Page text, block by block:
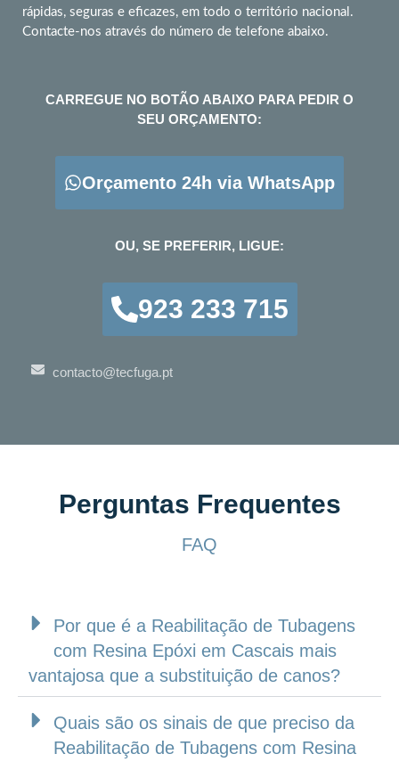
rápidas, seguras e eficazes, em todo o território nacional.
Contacte-nos através do número de telefone abaixo.
CARREGUE NO BOTÃO ABAIXO PARA PEDIR O
SEU ORÇAMENTO:
Orçamento 24h via WhatsApp
OU, SE PREFERIR, LIGUE:
923 233 715
contacto@tecfuga.pt
Perguntas Frequentes
FAQ
Por que é a Reabilitação de Tubagens
com Resina Epóxi em Cascais mais
vantajosa que a substituição de canos?
Quais são os sinais de que preciso da
Reabilitação de Tubagens com Resina